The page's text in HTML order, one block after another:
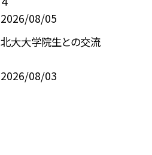
2026/08/05
北大大学院生との交流
2026/08/03